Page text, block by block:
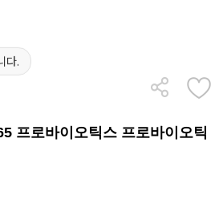
다.
프로바이오틱스 프로바이오틱